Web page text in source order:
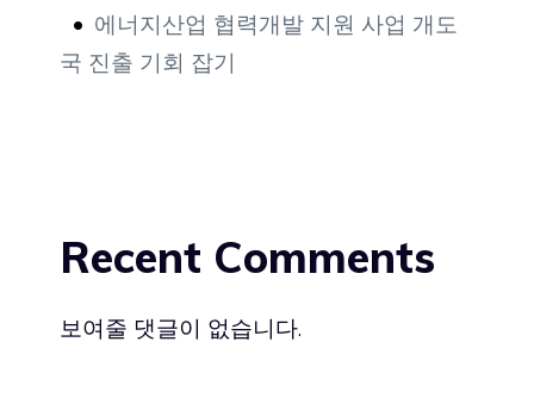
에너지산업 협력개발 지원 사업 개도
국 진출 기회 잡기
Recent Comments
보여줄 댓글이 없습니다.